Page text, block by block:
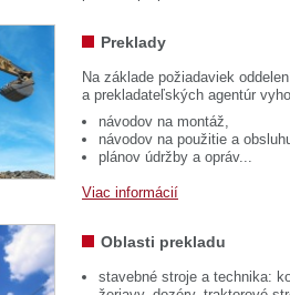
Preklady
Na základe požiadaviek
a prekladateľských agentúr
návodov na montáž,
návodov na použitie a
plánov údržby a opráv...
Viac informácií
Oblasti prekladu
stavebné stroje a technika: